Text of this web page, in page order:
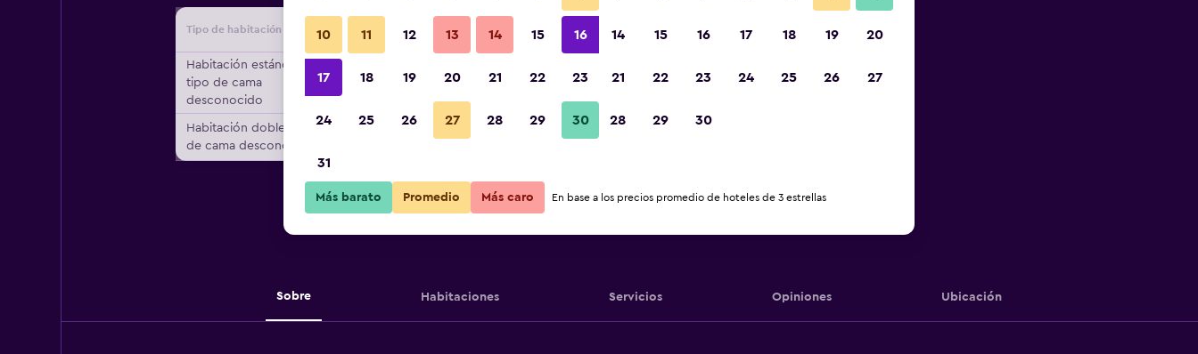
Tipo de habitación Proveedor Total noche
Habitación estándar,
tipo de cama
desconocido
$169 Ver oferta
Habitación doble, tipo
de cama desconocido
$175 Ver oferta
Sobre Habitaciones Servicios Opiniones Ubicación
10 11 12 13 14 15 16
17 18 19 20 21 22 23
24 25 26 27 28 29 30
31
14 15 16 17 18 19 20
21 22 23 24 25 26 27
28 29 30
Más barato Promedio Más caro En base a los precios promedio de hoteles de 3 estrellas